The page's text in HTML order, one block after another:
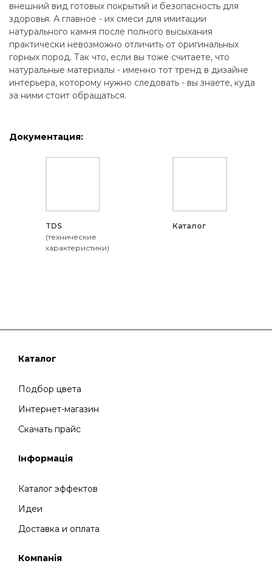
внешний вид готовых покрытий и безопасность для
здоровья. А главное - их смеси для имитации
натурального камня после полного высыхания
практически невозможно отличить от оригинальных
горных пород. Так что, если вы тоже считаете, что
натуральные материалы - именно тот тренд в дизайне
интерьера, которому нужно следовать - вы знаете, куда
за ними стоит обращаться.
Документация:
TDS
(технические
характеристики)
Каталог
Каталог
Подбор цвета
Интернет-магазин
Скачать прайс
Інформація
Каталог эффектов
Идеи
Доставка и оплата
Компанія